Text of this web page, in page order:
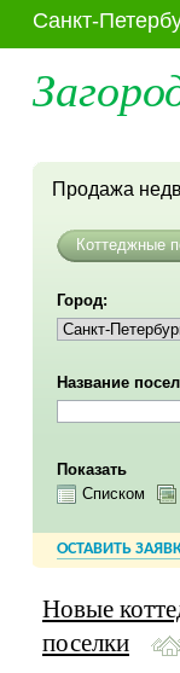
Санкт-
Продажа
Коттеджные
Город:
Название
Показать
Списком
ОСТАВИТЬ
Новые
поселки